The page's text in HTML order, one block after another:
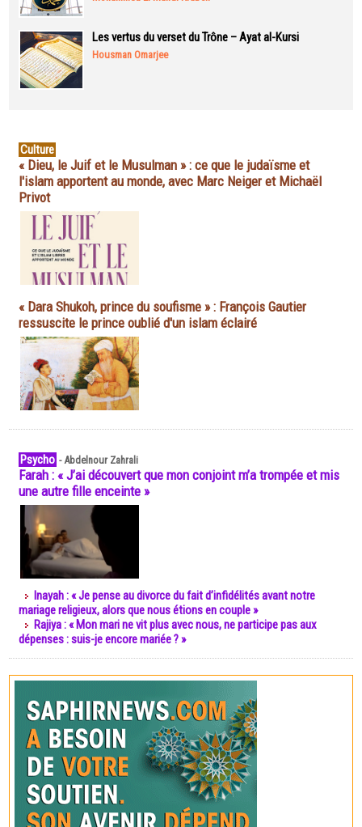
Les vertus du verset du Trône – Ayat al-Kursi
Housman Omarjee
Culture
« Dieu, le Juif et le Musulman » : ce que le judaïsme et
l'islam apportent au monde, avec Marc Neiger et Michaël
Privot
« Dara Shukoh, prince du soufisme » : François Gautier
ressuscite le prince oublié d'un islam éclairé
Psycho -Abdelnour Zahrali
Farah : « J’ai découvert que mon conjoint m’a trompée et mis
une autre fille enceinte »
Inayah : « Je pense au divorce du fait d’infidélités avant notre
mariage religieux, alors que nous étions en couple »
Rajiya : « Mon mari ne vit plus avec nous, ne participe pas aux
dépenses : suis-je encore mariée ? »